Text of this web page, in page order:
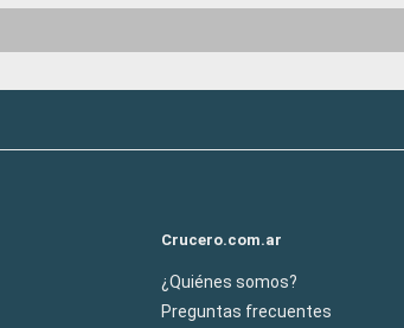
Crucero.com.ar
¿Quiénes somos?
Preguntas frecuentes